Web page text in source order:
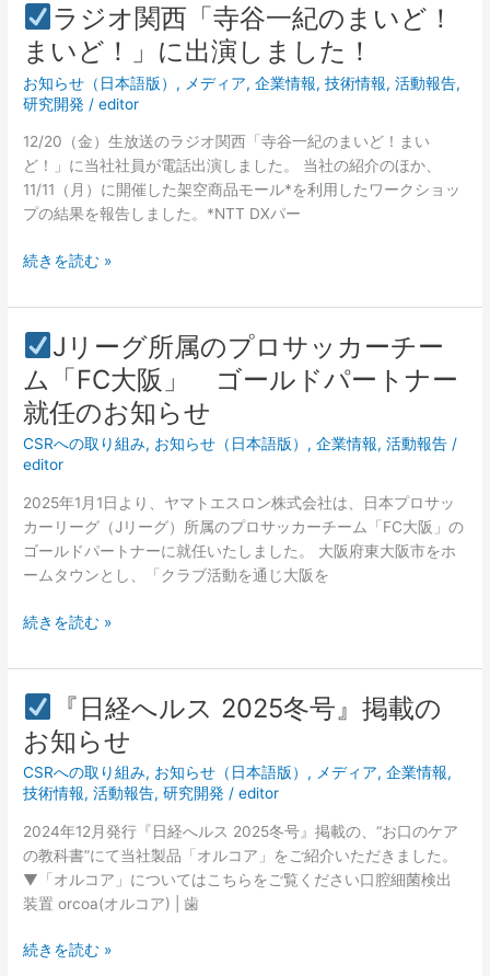
ー
ズ
フ
リ
認
証
を
取
し
し
た！
ラジオ関西「寺谷一紀のまいど！
まいど！」に出演しました！
お知らせ（日本語版） , メディア,企業情報,技術情報,活動報告,
研究開発 /editor
12/20（金）生放送のラジオ関西「寺谷一紀のまいど！まい
ど！」に当社社員が電話出演しました。 当社の紹介のほか、
11/11（月）に開催した架空商品モール*を利用したワークショッ
プの結果を報告しました。*NTT DXパー
ラ
ジ
オ
関
西
「寺
谷
一
の
ま
い
ど！」
に
出
演
し
ま
し
た！
続きを読む »
Jリーグ所属のプロサッカーチー
ム「FC大阪」 ゴールドパートナー
就任のお知らせ
CSRへの取り組み, お知らせ（日本語版） ,企業情報,活動報告 /
editor
2025年1月1日より、ヤマトエスロン株式会社は、日本プロサッ
カーリーグ（Jリーグ）所属のプロサッカーチーム「FC大阪」の
ゴールドパートナーに就任いたしました。 大阪府東大阪市をホ
ームタウンとし、「クラブ活動を通じ大阪を
リ
ー
グ
所
の
プ
ロ
カ
ー
ム
「FC
大
阪」
ゴ
ー
ル
ド
ー
続きを読む »
『日経へルス 2025冬号』掲載の
お知らせ
CSRへの取り組み, お知らせ（日本語版） , メディア,企業情報,
技術情報,活動報告,研究開発 /editor
2024年12月発行『日経へルス 2025冬号』掲載の、“お口のケア
の教科書”にて当社製品「オルコア」をご紹介いただきました。
▼「オルコア」についてはこちらをご覧ください口腔細菌検出
装置 orcoa(オルコア) | 歯
『日
経
へ
ル
ス
2025
冬
号』
載
続きを読む »